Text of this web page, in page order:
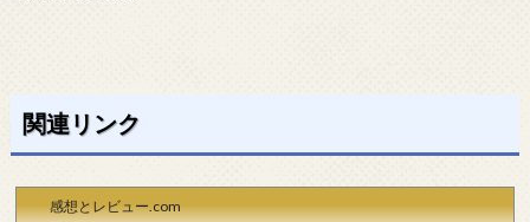
関連リンク
感想とレビュー.com